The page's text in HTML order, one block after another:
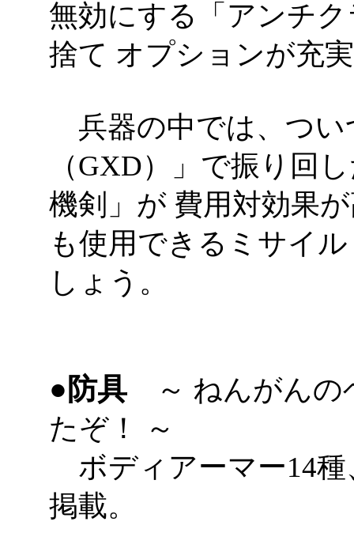
無効にする「アンチ
捨て オプションが充
兵器の中では、つい
（GXD）」で振り回
機剣」が 費用対効果
も使用できるミサイ
しょう。
●防具 ～ ねんがんの
たぞ！ ～
ボディアーマー14種
掲載。